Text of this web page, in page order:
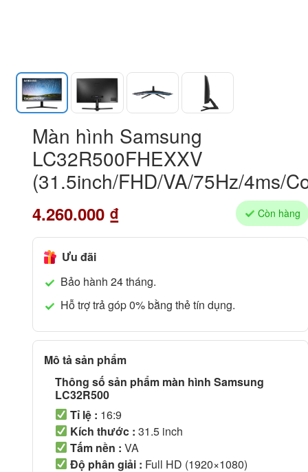
Màn hình Samsung
LC32R500FHEXXV
(31.5inch/FHD/VA/75Hz/4ms/
4.260.000 ₫ Còn hàng
Ưu đãi
Bảo hành 24 tháng.
Hỗ trợ trả góp 0% bằng thẻ tín dụng.
Mô tả sản phẩm
Thông số sản phẩm màn hình Samsung
LC32R500
Tỉ lệ : 16:9
Kích thước : 31.5 inch
Tấm nền : VA
Độ phân giải : Full HD (1920×1080)